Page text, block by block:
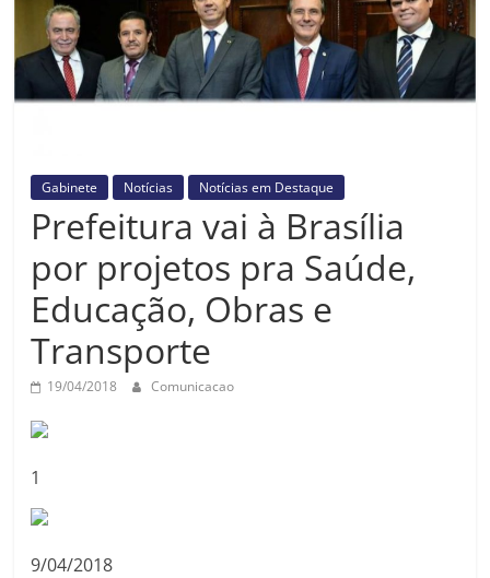
Estância
Turística
Guaratinguetá
Gabinete Notícias Notícias em Destaque
Prefeitura vai à Brasília
por projetos pra Saúde,
Educação, Obras e
Transporte
19/04/2018 Comunicacao
1
9/04/2018